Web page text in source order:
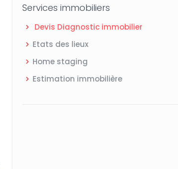
Services immobiliers
Devis Diagnostic immobilier
Etats des lieux
Home staging
Estimation immobilière